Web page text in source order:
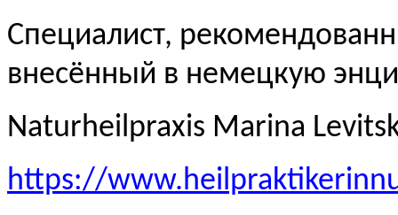
Специалист,
внесённый в немецкую
Naturheilpraxis Marina
https://